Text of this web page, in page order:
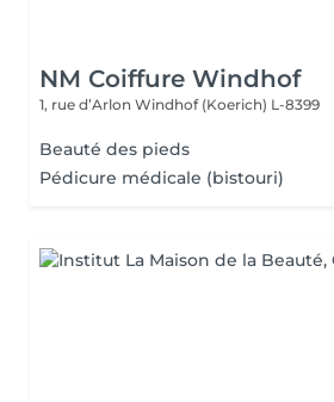
NM Coiffure Windhof
1, rue d’Arlon Windhof (Koerich) L-8399
Beauté des pieds
Pédicure médicale (bistouri)